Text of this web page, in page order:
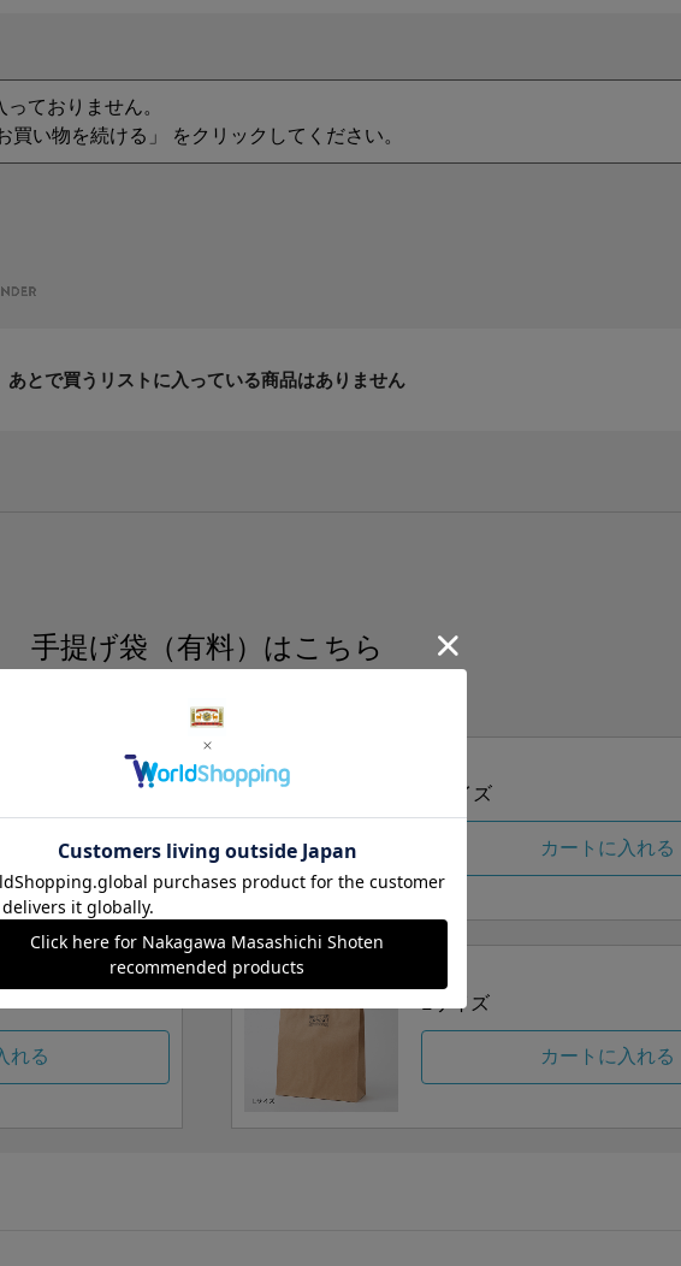
ておりません。
買い物を続ける」 をクリックしてください。
あとで買うリストに入っている商品はありません
手提げ袋（有料）はこちら
S・M・Lの3つサイズをご用意しております。
お任せ
れる
Sサイズ
カートに入れる
れる
Lサイズ
カートに入れる